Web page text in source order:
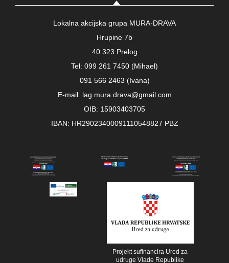
Lokalna akcijska grupa MURA-DRAVA
Hrupine 7b
40 323 Prelog
Tel: 099 261 7450 (Mihael)
091 566 2463 (Ivana)
E-mail: lag.mura.drava@gmail.com
OIB: 15903403705
IBAN: HR29023400091110548827 PBZ
Projekt sufinancira Ured za
udruge Vlade Republike